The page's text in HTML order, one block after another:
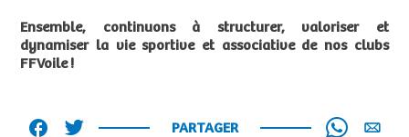
Ensemble, continuons à structurer, valoriser et
dynamiser la vie sportive et associative de nos clubs
FFVoile !
PARTAGER